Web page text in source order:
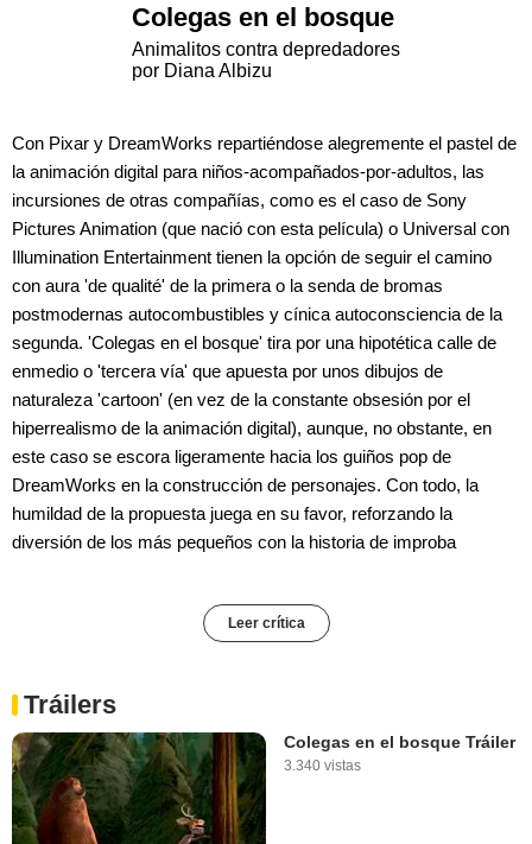
Colegas en el bosque
Animalitos contra depredadores
por Diana Albizu
Con Pixar y DreamWorks repartiéndose alegremente el pastel de
la animación digital para niños-acompañados-por-adultos, las
incursiones de otras compañías, como es el caso de Sony
Pictures Animation (que nació con esta película) o Universal con
Illumination Entertainment tienen la opción de seguir el camino
con aura 'de qualité' de la primera o la senda de bromas
postmodernas autocombustibles y cínica autoconsciencia de la
segunda. 'Colegas en el bosque' tira por una hipotética calle de
enmedio o 'tercera vía' que apuesta por unos dibujos de
naturaleza 'cartoon' (en vez de la constante obsesión por el
hiperrealismo de la animación digital), aunque, no obstante, en
este caso se escora ligeramente hacia los guiños pop de
DreamWorks en la construcción de personajes. Con todo, la
humildad de la propuesta juega en su favor, reforzando la
diversión de los más pequeños con la historia de improba
Leer crítica
Tráilers
Colegas en el bosque Tráiler
3.340 vistas